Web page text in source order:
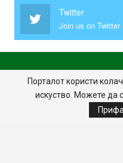
Twitter
Join us on Twitter
ПОЧЕТНА ПОЛИТИКА
ПРАВИЛА
Порталот користи
искуство. Можете да